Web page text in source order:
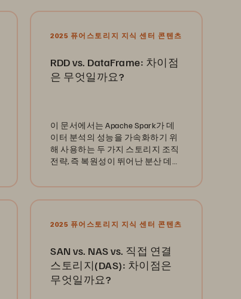
2025 퓨어스토리지 지식 센터 콘텐츠
RDD vs. DataFrame: 차이점
은 무엇일까요?
이 문서에서는 Apache Spark가 데
이터 분석의 성능을 가속화하기 위
해 사용하는 두 가지 스토리지 조직
전략, 즉 복원성이 뛰어난 분산 데이
봅니다.
2025 퓨어스토리지 지식 센터 콘텐츠
SAN vs. NAS vs. 직접 연결
스토리지(DAS): 차이점은
무엇일까요?